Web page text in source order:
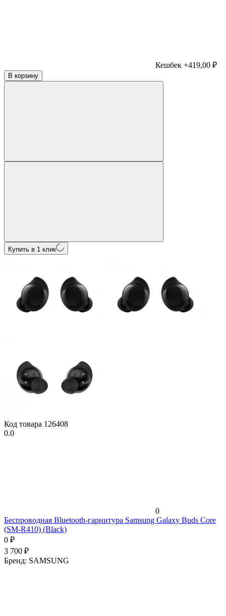
Кешбек +419,00 ₽
В корзину
Купить в 1 клик
Код товара 126408
0.0
0
Беспроводная Bluetooth-гарнитура Samsung Galaxy Buds Core
(SM-R410) (Black)
0 ₽
3 700 ₽
Бренд: SAMSUNG